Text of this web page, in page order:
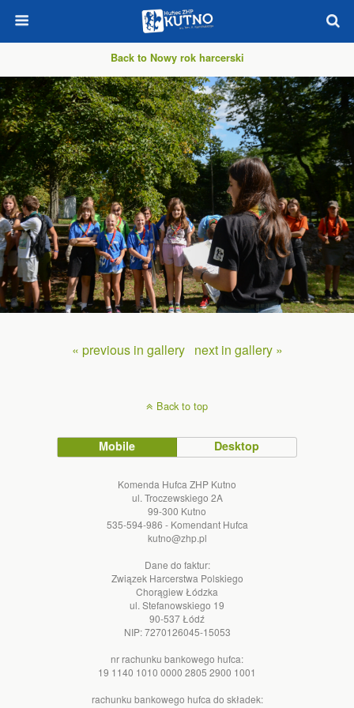
Back to Nowy rok harcerski
« previous in gallery next in gallery »
Back to top
Mobile Desktop
Komenda Hufca ZHP Kutno
ul. Troczewskiego 2A
99-300 Kutno
535-594-986 - Komendant Hufca
kutno@zhp.pl
Dane do faktur:
Związek Harcerstwa Polskiego
Chorągiew Łódzka
ul. Stefanowskiego 19
90-537 Łódź
NIP: 7270126045-15053
nr rachunku bankowego hufca:
19 1140 1010 0000 2805 2900 1001
rachunku bankowego hufca do składek: